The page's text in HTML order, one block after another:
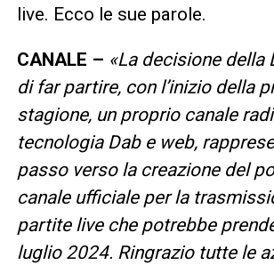
live. Ecco le sue parole.
CANALE – «La decisione della
di far partire, con l’inizio della
stagione, un proprio canale
tecnologia Dab e web,
passo verso la creazione del
canale ufficiale per la
partite live che potrebbe
luglio 2024. Ringrazio tutte le